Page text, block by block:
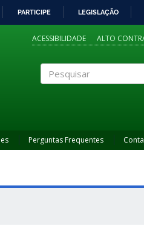
PARTICIPE LEGISLAÇÃO
ACESSIBILIDADE ALTO
Perguntas Frequentes